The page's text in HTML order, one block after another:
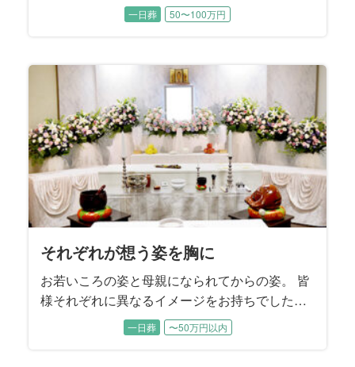
方針についてお決めになられていました。 生前
から奥様と2人の息子様には、「葬儀社に話しは
されていたそうです。 お打ち合わせでは、故人
様が遺された『エンディングノート』の内容に
沿うかたちで、お式を進めていくことに決まり
ました。
一日葬 50〜100万円
それぞれが想う姿を胸に
お若いころの姿と母親になられてからの姿。 皆
様それぞれに異なるイメージをお持ちでした。
各時代のお姿をそれぞれにお話しいただきなが
ら、故人様を振り返っていただきました。
一日葬 〜50万円以内